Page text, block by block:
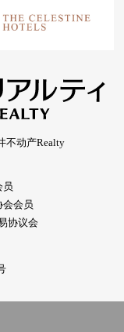
不动产Realty
员
会会员
协议会